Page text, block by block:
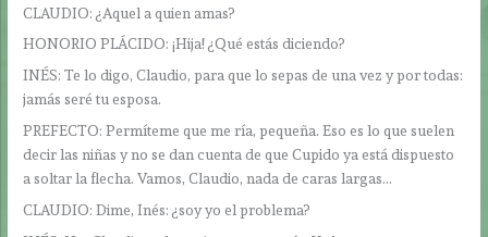
CLAUDIO: ¿Aquel a quien amas?
HONORIO PLÁCIDO: ¡Hija! ¿Qué estás diciendo?
INÉS: Te lo digo, Claudio, para que lo sepas de una vez y por todas:
jamás seré tu esposa.
PREFECTO: Permíteme que me ría, pequeña. Eso es lo que suelen
decir las niñas y no se dan cuenta de que Cupido ya está dispuesto
a soltar la flecha. Vamos, Claudio, nada de caras largas…
CLAUDIO: Dime, Inés: ¿soy yo el problema?